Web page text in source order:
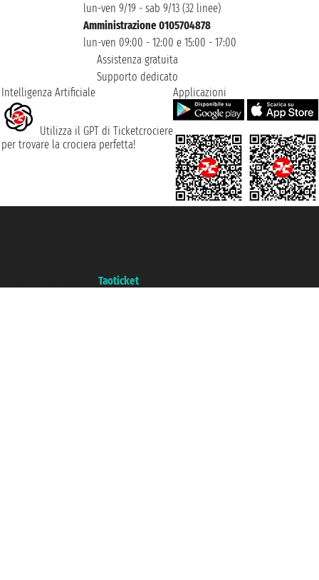
lun-ven 9/19 - sab 9/13 (32 linee)
Amministrazione 0105704878
lun-ven 09:00 - 12:00 e 15:00 - 17:00
Assistenza gratuita
Supporto dedicato
Intelligenza Artificiale
Utilizza il GPT di Ticketcrociere
per trovare la crociera perfetta!
Applicazioni
Taoticket